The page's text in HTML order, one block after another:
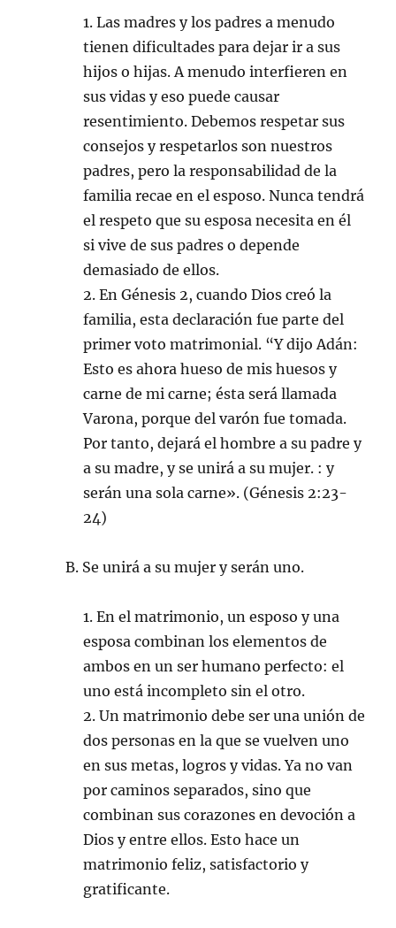
1. Las madres y los padres a menudo
tienen dificultades para dejar ir a sus
hijos o hijas. A menudo interfieren en
sus vidas y eso puede causar
resentimiento. Debemos respetar sus
consejos y respetarlos son nuestros
padres, pero la responsabilidad de la
familia recae en el esposo. Nunca tendrá
el respeto que su esposa necesita en él
si vive de sus padres o depende
demasiado de ellos.
2. En Génesis 2, cuando Dios creó la
familia, esta declaración fue parte del
primer voto matrimonial. “Y dijo Adán:
Esto es ahora hueso de mis huesos y
carne de mi carne; ésta será llamada
Varona, porque del varón fue tomada.
Por tanto, dejará el hombre a su padre y
a su madre, y se unirá a su mujer. : y
serán una sola carne». (Génesis 2:23-
24)
B. Se unirá a su mujer y serán uno.
1. En el matrimonio, un esposo y una
esposa combinan los elementos de
ambos en un ser humano perfecto: el
uno está incompleto sin el otro.
2. Un matrimonio debe ser una unión de
dos personas en la que se vuelven uno
en sus metas, logros y vidas. Ya no van
por caminos separados, sino que
combinan sus corazones en devoción a
Dios y entre ellos. Esto hace un
matrimonio feliz, satisfactorio y
gratificante.